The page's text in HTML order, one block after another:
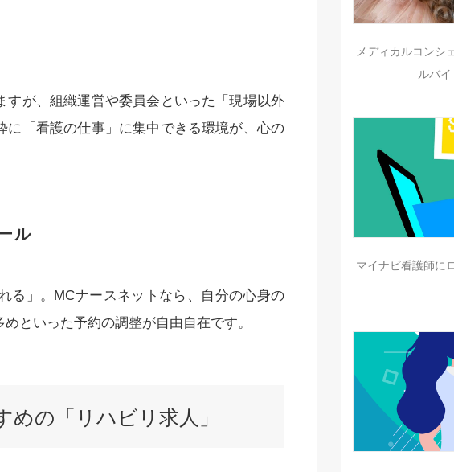
が、組織運営や委員会といった「現場以外
「看護の仕事」に集中できる環境が、心の
ル
る」。MCナースネットなら、自分の心身の
といった予約の調整が自由自在です。
の「リハビリ求人」
メディカルコンシ
ルバ
マイナビ看護師に